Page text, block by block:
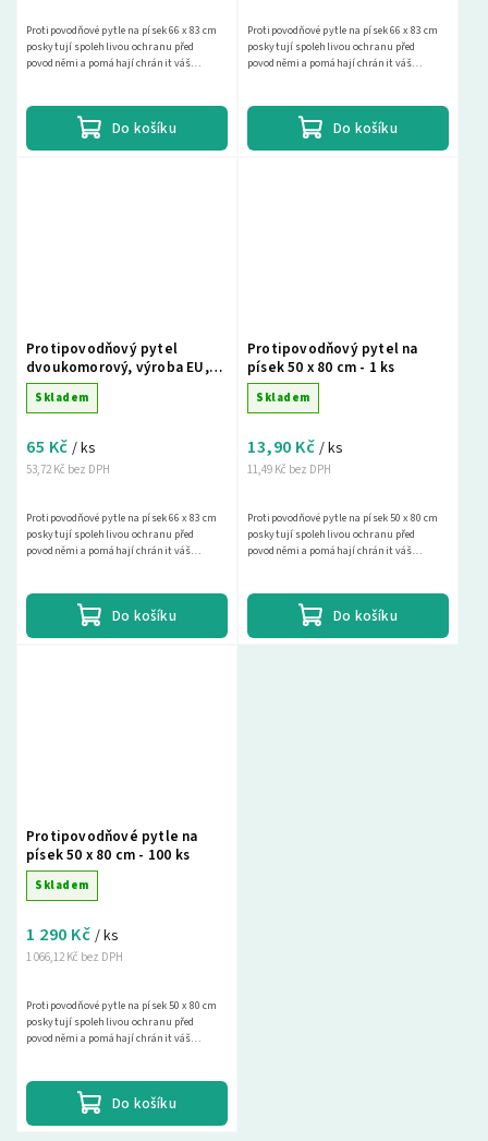
Do košíku
Protipovodňové pytle na písek 66 x 83 cm
poskytují spolehlivou ochranu před
povodněmi a pomáhají chránit váš
Do košíku
Protipovodňové pytle na písek 66 x 83 cm
poskytují spolehlivou ochranu před
povodněmi a pomáhají chránit váš
Protipovodňový pytel
dvoukomorový, výroba EU,
66 x 83 cm - 1ks
Skladem
53,72 Kč bez DPH
65 Kč / ks
Do košíku
Protipovodňové pytle na písek 66 x 83 cm
poskytují spolehlivou ochranu před
povodněmi a pomáhají chránit váš
Protipovodňový pytel na
písek 50 x 80 cm - 1 ks
Skladem
11,49 Kč bez DPH
13,90 Kč / ks
Do košíku
Protipovodňové pytle na písek 50 x 80 cm
poskytují spolehlivou ochranu před
povodněmi a pomáhají chránit váš
Protipovodňové pytle na
písek 50 x 80 cm - 100 ks
Skladem
1 066,12 Kč bez DPH
1 290 Kč / ks
Do košíku
Protipovodňové pytle na písek 50 x 80 cm
poskytují spolehlivou ochranu před
povodněmi a pomáhají chránit váš